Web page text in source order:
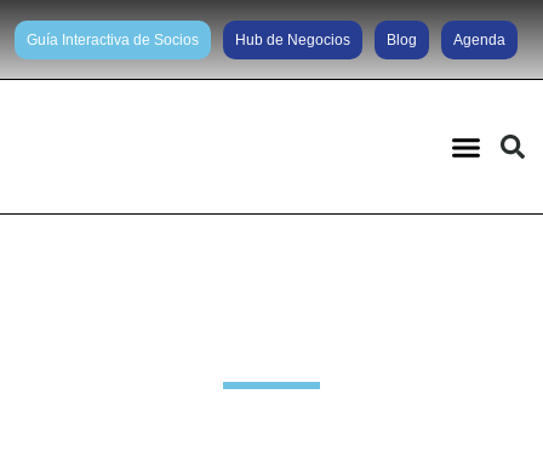
Guía Interactiva de Socios Hub de Negocios Blog Agenda